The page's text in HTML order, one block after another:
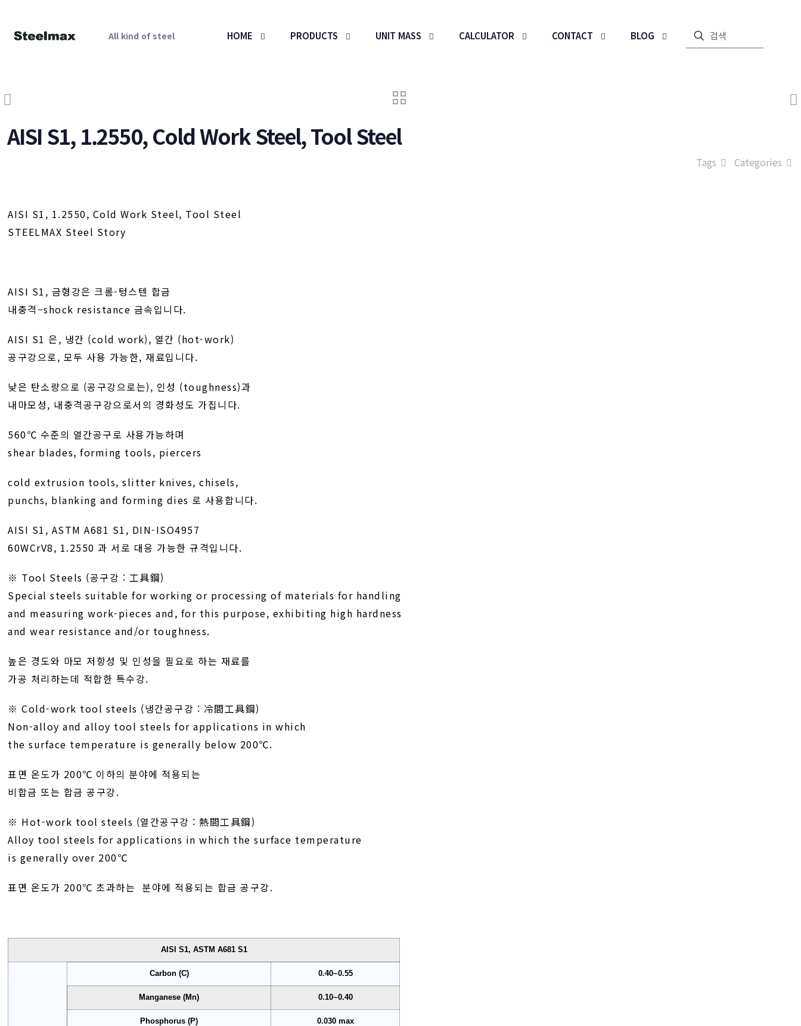
All kind of steel HOME PRODUCTS UNIT MASS CALCULATOR CONTACT BLOG
AISI S1, 1.2550, Cold Work Steel, Tool Steel
Categories
Tags
AISI S1, 1.2550, Cold Work Steel, Tool Steel
STEELMAX Steel Story
AISI S1, 금형강은 크롬-텅스텐 합금
내충격–shock resistance 금속입니다.
AISI S1 은, 냉간 (cold work), 열간 (hot-work)
공구강으로, 모두 사용 가능한, 재료입니다.
낮은 탄소량으로 (공구강으로는), 인성 (toughness)과
내마모성, 내충격공구강으로서의 경화성도 가집니다.
560℃ 수준의 열간공구로 사용가능하며
shear blades, forming tools, piercers
cold extrusion tools, slitter knives, chisels,
punchs, blanking and forming dies 로 사용합니다.
AISI S1, ASTM A681 S1, DIN-ISO4957
60WCrV8, 1.2550 과 서로 대응 가능한 규격입니다.
※ Tool Steels (공구강 : 工具鋼)
Special steels suitable for working or processing of materials for handling
and measuring work-pieces and, for this purpose, exhibiting high hardness
and wear resistance and/or toughness.
높은 경도와 마모 저항성 및 인성을 필요로 하는 재료를
가공 처리하는데 적합한 특수강.
※ Cold-work tool steels (냉간공구강 : 冷間工具鋼)
Non-alloy and alloy tool steels for applications in which
the surface temperature is generally below 200℃.
표면 온도가 200℃ 이하의 분야에 적용되는
비합금 또는 합금 공구강.
※ Hot-work tool steels (열간공구강 : 熱間工具鋼)
Alloy tool steels for applications in which the surface temperature
is generally over 200℃
표면 온도가 200℃ 초과하는 분야에 적용되는 합금 공구강.
AISI S1, ASTM A681 S1
Carbon (C) 0.40~0.55
Manganese (Mn) 0.10~0.40
Phosphorus (P) 0.030 max